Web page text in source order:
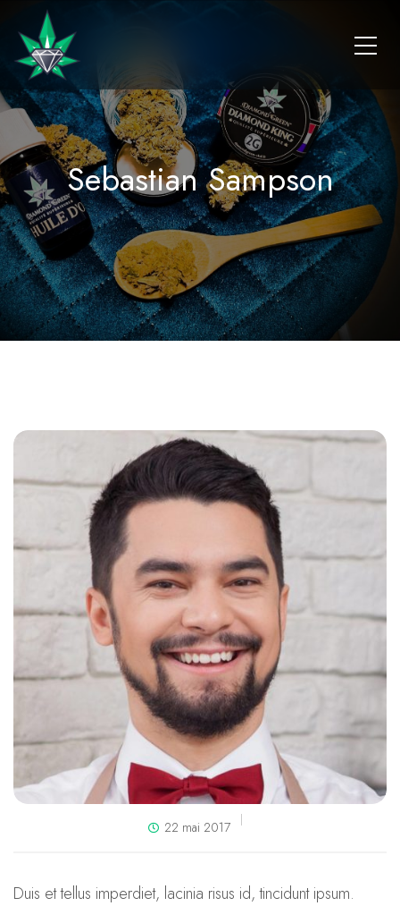
Sebastian Sampson
22 mai 2017
Duis et tellus imperdiet, lacinia risus id, tincidunt ipsum.